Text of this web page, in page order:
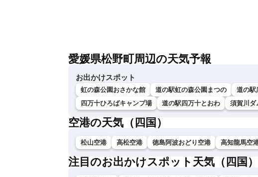
愛媛県松野町周辺の天気予報
お出かけスポット
虹の森公園おさかな館 道の駅虹の森公園まつの 道の駅
四万十ひろばキャンプ場
道の駅四万十とおわ 須賀川ダ
空港の天気（四国）
松山空港 高松空港 徳島阿波おどり空港 高知龍馬空
注目のお出かけスポット天気（四国）